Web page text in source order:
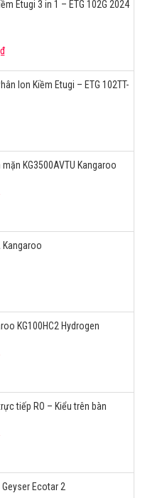
Etugi 3 in 1 – ETG 102G 2024
₫
Ion Kiềm Etugi – ETG 102TT-
KG3500AVTU Kangaroo
Kangaroo
KG100HC2 Hydrogen
tiếp RO – Kiểu trên bàn
Ecotar 2